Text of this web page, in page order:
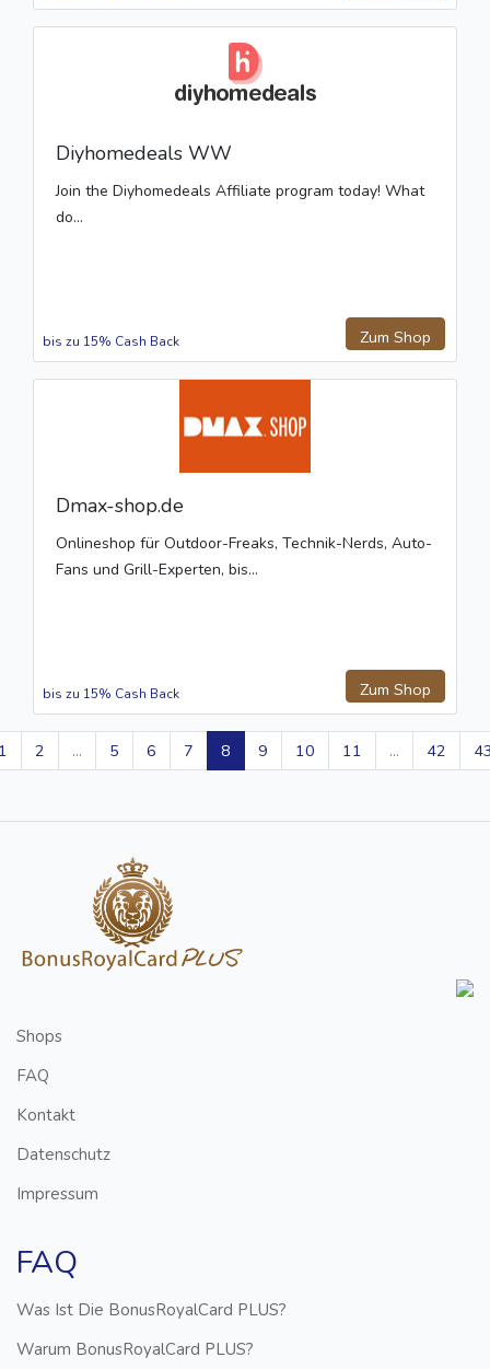
Diyhomedeals WW
Join the Diyhomedeals Affiliate program today! What
do...
Zum Shop
bis zu 15% Cash Back
Dmax-shop.de
Onlineshop für Outdoor-Freaks, Technik-Nerds, Auto-
Fans und Grill-Experten, bis...
Zum Shop
bis zu 15% Cash Back
2 ... 5 6 7 8 9 10 11 ... 42
Shops
FAQ
Kontakt
Datenschutz
Impressum
FAQ
Was Ist Die BonusRoyalCard PLUS?
Warum BonusRoyalCard PLUS?